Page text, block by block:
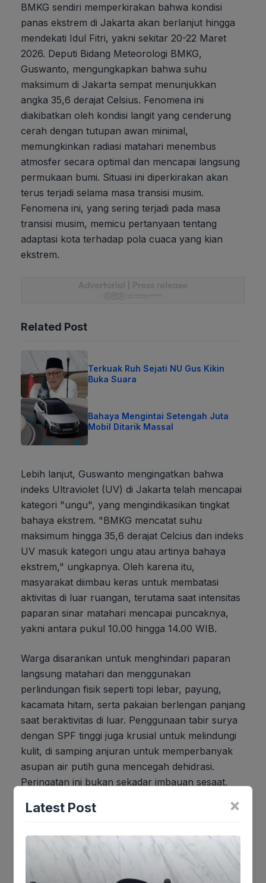
BMKG sendiri memperkirakan bahwa kondisi
panas ekstrem di Jakarta akan berlanjut hingga
mendekati Idul Fitri, yakni sekitar 20-22 Maret
2026. Deputi Bidang Meteorologi BMKG,
Guswanto, mengungkapkan bahwa suhu
maksimum di Jakarta sempat menunjukkan
angka 35,6 derajat Celsius. Fenomena ini
diakibatkan oleh kondisi langit yang cenderung
cerah dengan tutupan awan minimal,
memungkinkan radiasi matahari menembus
atmosfer secara optimal dan mencapai langsung
permukaan bumi. Situasi ini diperkirakan akan
terus terjadi selama masa transisi musim.
Fenomena ini, yang sering terjadi pada masa
transisi musim, memicu pertanyaan tentang
adaptasi kota terhadap pola cuaca yang kian
ekstrem.
Related Post
Terkuak Ruh Sejati NU Gus Kikin
Buka Suara
Bahaya Mengintai Setengah Juta
Mobil Ditarik Massal
Lebih lanjut, Guswanto mengingatkan bahwa
indeks Ultraviolet (UV) di Jakarta telah mencapai
kategori "ungu", yang mengindikasikan tingkat
bahaya ekstrem. "BMKG mencatat suhu
maksimum hingga 35,6 derajat Celcius dan indeks
UV masuk kategori ungu atau artinya bahaya
ekstrem," ungkapnya. Oleh karena itu,
masyarakat diimbau keras untuk membatasi
aktivitas di luar ruangan, terutama saat intensitas
paparan sinar matahari mencapai puncaknya,
yakni antara pukul 10.00 hingga 14.00 WIB.
Warga disarankan untuk menghindari paparan
langsung matahari dan menggunakan
perlindungan fisik seperti topi lebar, payung,
kacamata hitam, serta pakaian berlengan panjang
saat beraktivitas di luar. Penggunaan tabir surya
dengan SPF tinggi juga krusial untuk melindungi
kulit, di samping anjuran untuk memperbanyak
asupan air putih guna mencegah dehidrasi.
Peringatan ini bukan sekadar imbauan sesaat,
kesehatan jangka panjang akibat paparan UV
strategi pengelolaan cuaca yang lebih luas,
sebuah pertimbangan cermat antara intervensi
buatan dan harapan akan siklus alamiah, di
×
Latest Post